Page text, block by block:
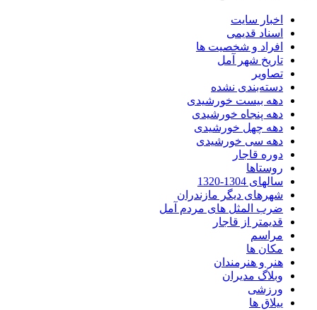
اخبار سایت
اسناد قدیمی
افراد و شخصیت ها
تاریخ شهر آمل
تصاویر
دسته‌بندی نشده
دهه بیست خورشیدی
دهه پنجاه خورشیدی
دهه چهل خورشیدی
دهه سی خورشیدی
دوره قاجار
روستاها
سالهای 1304-1320
شهرهای دیگر مازندران
ضرب المثل های مردم آمل
قدیمتر از قاجار
مراسم
مکان ها
هنر و هنرمندان
وبلاگ مدیران
ورزشی
ییلاق ها